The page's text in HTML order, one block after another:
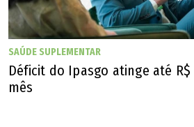
troca de votos.
A resolução também trata dos
regras de governança para
servidor durante o período eleitoral;
SAÚDE SUPLEMENTAR
Déficit do Ipasgo atinge até
mês